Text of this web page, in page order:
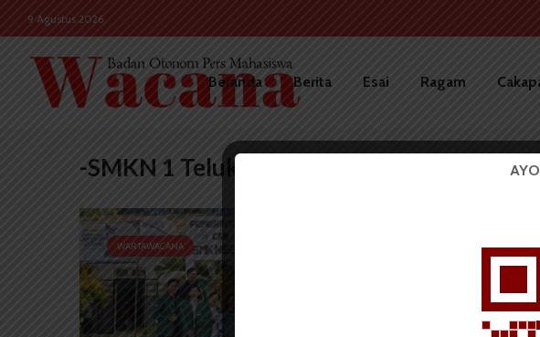
9 Agustus 2026
Beranda Berita Esai Ragam
-SMKN 1 Teluk Mengkudu
WARTAWACANA